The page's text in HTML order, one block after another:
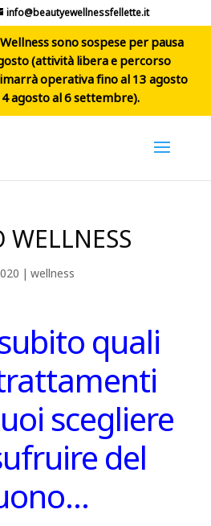
info@beautyewellnessfellette.it
sono sospese per pausa
(attività libera e percorso
operativa fino al 13 agosto
agosto al 6 settembre).
| wellness
quali
scegliere
del